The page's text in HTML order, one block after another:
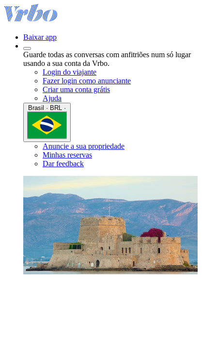
Baixar app
Guarde todas as conversas com anfitriões num só lugar
usando a sua conta da Vrbo.
Login do viajante
Fazer login como anunciante
Criar uma conta grátis
Ajuda
Anuncie a sua propriedade
Minhas reservas
Dar feedback